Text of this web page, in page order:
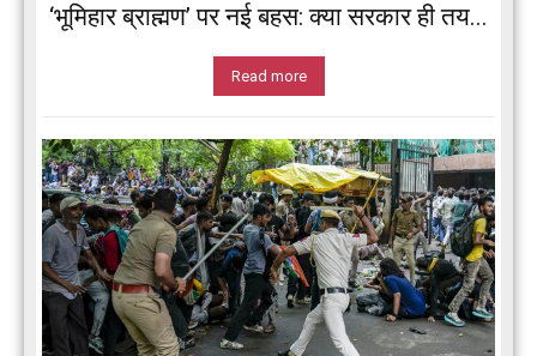
‘भूमिहार ब्राह्मण’ पर नई बहस: क्या सरकार ही तय...
Read more